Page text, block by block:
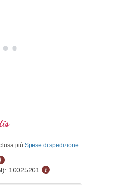
più Spese di spedizione
16025261